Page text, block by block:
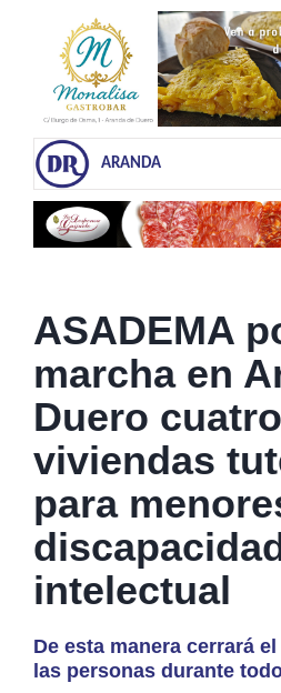
ARANDA
ASADEMA
marcha en
Duero cuatro
viviendas
para
intelectual
De esta manera cerrará
las personas durante